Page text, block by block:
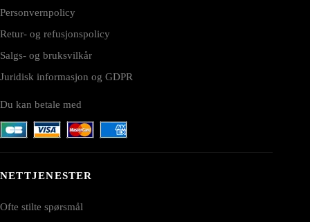
Personvernpolicy
Retur- og refusjonspolicy
Salgs- og bruksvilkår
Juridisk informasjon og GDPR
Du kan betale med
NETTJENESTER
Ofte stilte spørsmål